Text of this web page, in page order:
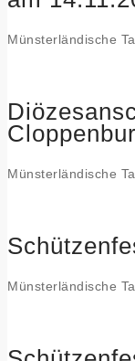
Münsterländische
Münsterländische
Münsterländische